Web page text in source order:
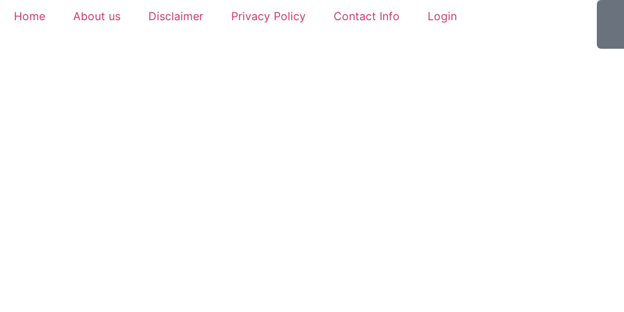
Home About us Disclaimer Privacy Policy Contact Info Login